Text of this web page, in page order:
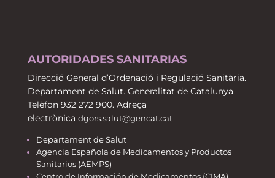
AUTORIDADES SANITARIAS
Direcció General d’Ordenació i Regulació Sanitària.
Departament de Salut. Generalitat de Catalunya.
Telèfon 932 272 900. Adreça
electrònica dgors.salut@gencat.cat
Departament de Salut
Agencia Española de Medicamentos y Productos
Sanitarios (AEMPS)